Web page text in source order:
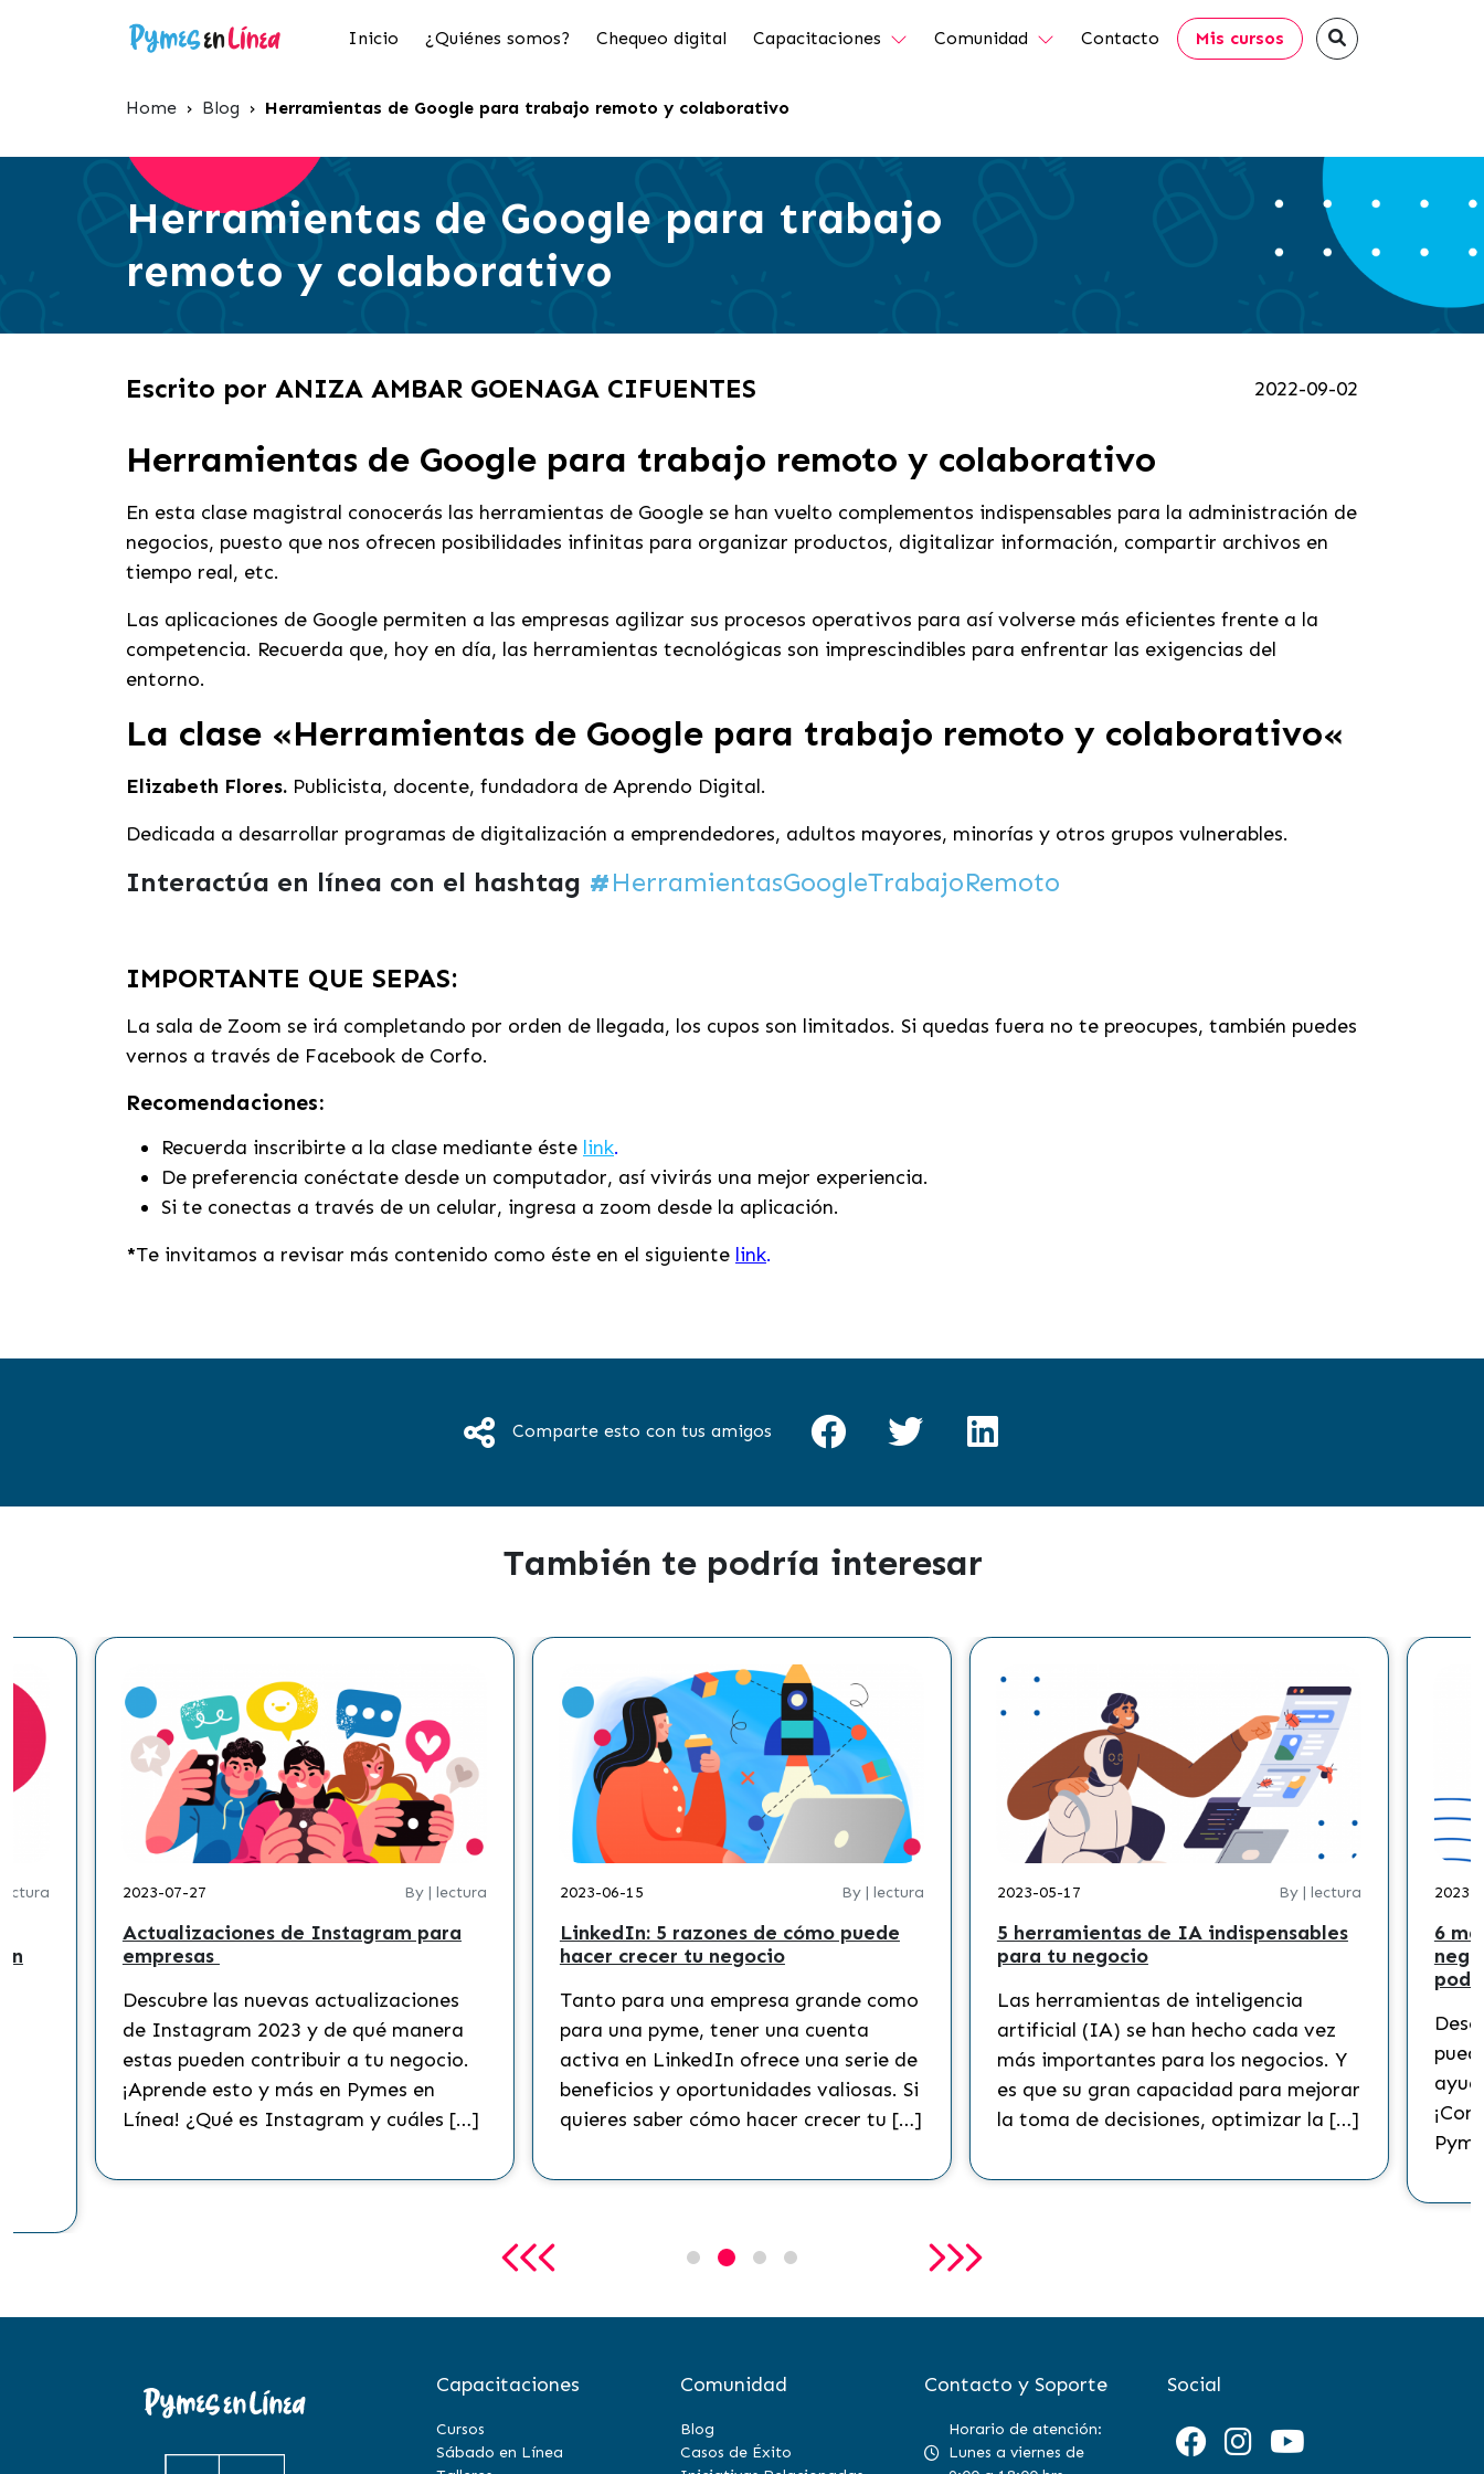
Inicio ¿Quiénes somos? Chequeo digital Capacitaciones Comunidad Contacto Mis cursos
Home › Blog › Herramientas de Google para trabajo remoto y colaborativo
Herramientas de Google para trabajo
remoto y colaborativo
Escrito por ANIZA AMBAR GOENAGA CIFUENTES 2022-09-02
Herramientas de Google para trabajo remoto y colaborativo
En esta clase magistral conocerás las herramientas de Google se han vuelto complementos indispensables para la administración de
negocios, puesto que nos ofrecen posibilidades infinitas para organizar productos, digitalizar información, compartir archivos en
tiempo real, etc.
Las aplicaciones de Google permiten a las empresas agilizar sus procesos operativos para así volverse más eficientes frente a la
competencia. Recuerda que, hoy en día, las herramientas tecnológicas son imprescindibles para enfrentar las exigencias del
entorno.
La clase «Herramientas de Google para trabajo remoto y colaborativo«
Elizabeth Flores. Publicista, docente, fundadora de Aprendo Digital.
Dedicada a desarrollar programas de digitalización a emprendedores, adultos mayores, minorías y otros grupos vulnerables.
Interactúa en línea con el hashtag #HerramientasGoogleTrabajoRemoto
IMPORTANTE QUE SEPAS:
La sala de Zoom se irá completando por orden de llegada, los cupos son limitados. Si quedas fuera no te preocupes, también puedes
vernos a través de Facebook de Corfo.
Recomendaciones:
Recuerda inscribirte a la clase mediante éste link.
De preferencia conéctate desde un computador, así vivirás una mejor experiencia.
Si te conectas a través de un celular, ingresa a zoom desde la aplicación.
*Te invitamos a revisar más contenido como éste en el siguiente link.
Comparte esto con tus amigos
También te podría interesar
2023-07-27 By | lectura
Actualizaciones de Instagram para
empresas
Descubre las nuevas actualizaciones
de Instagram 2023 y de qué manera
estas pueden contribuir a tu negocio.
¡Aprende esto y más en Pymes en
Línea! ¿Qué es Instagram y cuáles […]
2023-06-15 By | lectura
LinkedIn: 5 razones de cómo puede
hacer crecer tu negocio
Tanto para una empresa grande como
para una pyme, tener una cuenta
activa en LinkedIn ofrece una serie de
beneficios y oportunidades valiosas. Si
quieres saber cómo hacer crecer tu […]
2023-05-17 By | lectura
5 herramientas de IA indispensables
para tu negocio
Las herramientas de inteligencia
artificial (IA) se han hecho cada vez
más importantes para los negocios. Y
es que su gran capacidad para mejorar
la toma de decisiones, optimizar la […]
2023-
6
Capacitaciones
Cursos
Sábado en Línea
Comunidad
Blog
Casos de Éxito
Contacto y Soporte
Horario de atención:
Lunes a viernes de
Social